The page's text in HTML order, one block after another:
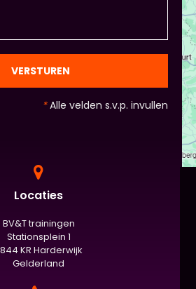
vervolgens de deelnemers:
van 5 minuten de
zijn. Voor beginners is het
- Vergeet het
niet :)
VERSTUREN
*Alle velden s.v.p. invullen
Locaties
BV&T trainingen
Stationsplein 1
KR Harderwijk
Gelderland